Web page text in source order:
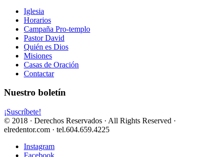
Iglesia
Horarios
Campaña Pro-templo
Pastor David
Quién es Dios
Misiones
Casas de Oración
Contactar
Nuestro boletín
¡Suscríbete!
© 2018 · Derechos Reservados · All Rights Reserved ·
elredentor.com · tel.604.659.4225
Instagram
Facebook